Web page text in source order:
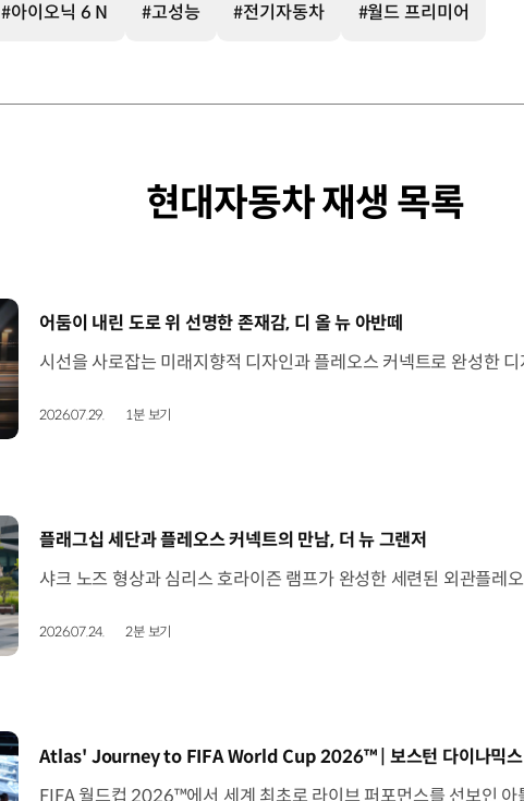
#아이오닉 6 N #고성능 #전기자동차 #월드 프리미어
현대자동차 재생 목록
[동영상]
어둠이 내린 도로 위 선명한 존재감, 디 올 뉴 아반떼
2026.07.29. 1분 보기
[동영상]
플래그십 세단과 플레오스 커넥트의 만남, 더 뉴 그랜저
2026.07.24. 2분 보기
[동영상]
Atlas' Journey to FIFA World Cup 2026™ | 보스턴 다이나믹스